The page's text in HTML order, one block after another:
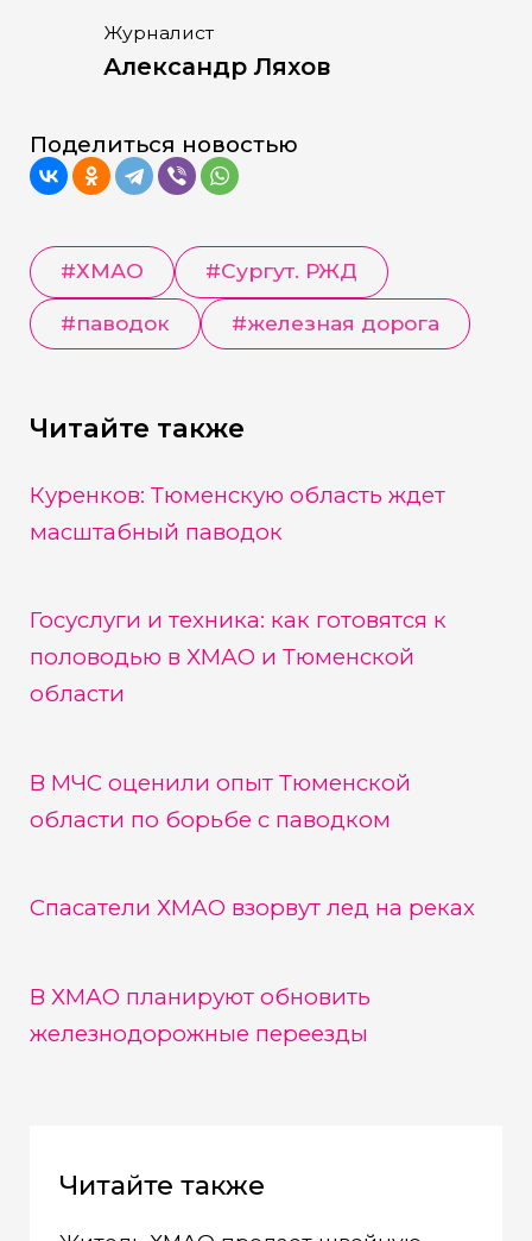
Журналист
Александр Ляхов
Поделиться новостью
#ХМАО #Сургут. РЖД
#паводок #железная дорога
Читайте также
Куренков: Тюменскую область ждет
масштабный паводок
Госуслуги и техника: как готовятся к
половодью в ХМАО и Тюменской
области
В МЧС оценили опыт Тюменской
области по борьбе с паводком
Спасатели ХМАО взорвут лед на реках
В ХМАО планируют обновить
железнодорожные переезды
Читайте также